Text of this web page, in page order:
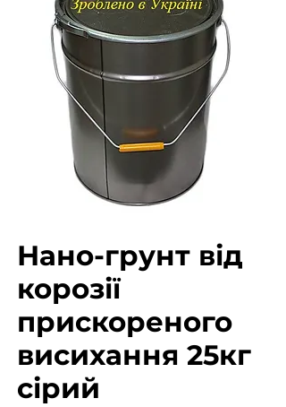
Нано-грунт від
корозії
прискореного
висихання 25кг
сірий